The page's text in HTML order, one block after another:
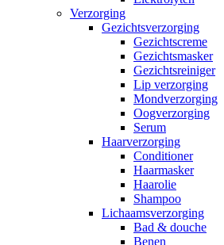
Verzorging
Gezichtsverzorging
Gezichtscreme
Gezichtsmasker
Gezichtsreiniger
Lip verzorging
Mondverzorging
Oogverzorging
Serum
Haarverzorging
Conditioner
Haarmasker
Haarolie
Shampoo
Lichaamsverzorging
Bad & douche
Benen